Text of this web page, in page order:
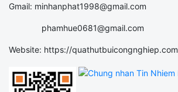
Gmail: minhanphat1998@gmail.com
phamhue0681@gmail.com
Website: https://quathutbuicongnghiep.com